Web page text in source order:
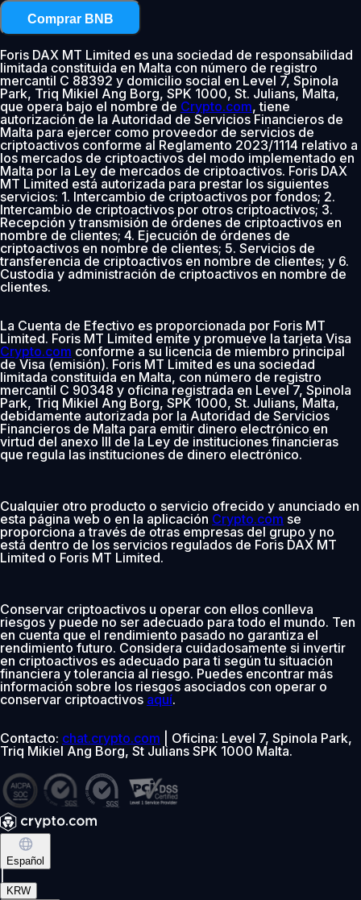
Comprar BNB
Foris DAX MT Limited es una sociedad de responsabilidad
limitada constituida en Malta con número de registro
mercantil C 88392 y domicilio social en Level 7, Spinola
Park, Triq Mikiel Ang Borg, SPK 1000, St. Julians, Malta,
que opera bajo el nombre de Crypto.com, tiene
autorización de la Autoridad de Servicios Financieros de
Malta para ejercer como proveedor de servicios de
criptoactivos conforme al Reglamento 2023/1114 relativo a
los mercados de criptoactivos del modo implementado en
Malta por la Ley de mercados de criptoactivos. Foris DAX
MT Limited está autorizada para prestar los siguientes
servicios: 1. Intercambio de criptoactivos por fondos; 2.
Intercambio de criptoactivos por otros criptoactivos; 3.
Recepción y transmisión de órdenes de criptoactivos en
nombre de clientes; 4. Ejecución de órdenes de
criptoactivos en nombre de clientes; 5. Servicios de
transferencia de criptoactivos en nombre de clientes; y 6.
Custodia y administración de criptoactivos en nombre de
clientes.
La Cuenta de Efectivo es proporcionada por Foris MT
Limited. Foris MT Limited emite y promueve la tarjeta Visa
Crypto.com conforme a su licencia de miembro principal
de Visa (emisión). Foris MT Limited es una sociedad
limitada constituida en Malta, con número de registro
mercantil C 90348 y oficina registrada en Level 7, Spinola
Park, Triq Mikiel Ang Borg, SPK 1000, St. Julians, Malta,
debidamente autorizada por la Autoridad de Servicios
Financieros de Malta para emitir dinero electrónico en
virtud del anexo III de la Ley de instituciones financieras
que regula las instituciones de dinero electrónico.
Cualquier otro producto o servicio ofrecido y anunciado en
esta página web o en la aplicación Crypto.com se
proporciona a través de otras empresas del grupo y no
está dentro de los servicios regulados de Foris DAX MT
Limited o Foris MT Limited.
Conservar criptoactivos u operar con ellos conlleva
riesgos y puede no ser adecuado para todo el mundo. Ten
en cuenta que el rendimiento pasado no garantiza el
rendimiento futuro. Considera cuidadosamente si invertir
en criptoactivos es adecuado para ti según tu situación
financiera y tolerancia al riesgo. Puedes encontrar más
información sobre los riesgos asociados con operar o
conservar criptoactivos aquí.
Contacto: chat.crypto.com | Oficina: Level 7, Spinola Park,
Triq Mikiel Ang Borg, St Julians SPK 1000 Malta.
Español
KRW